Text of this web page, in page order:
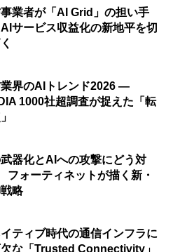
業者が「AI Grid」の担い手
サービス収益化の新地平を切
界のAIトレンド2026 ―
1000社超調査が捉えた「転
器化とAIへの攻撃にどう対
ォーティネットが描く新・
略
ティブ時代の通信インフラに
な「Trusted Connectivity」